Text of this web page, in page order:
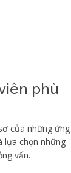
phù
của những ứng
lựa chọn những
vấn.